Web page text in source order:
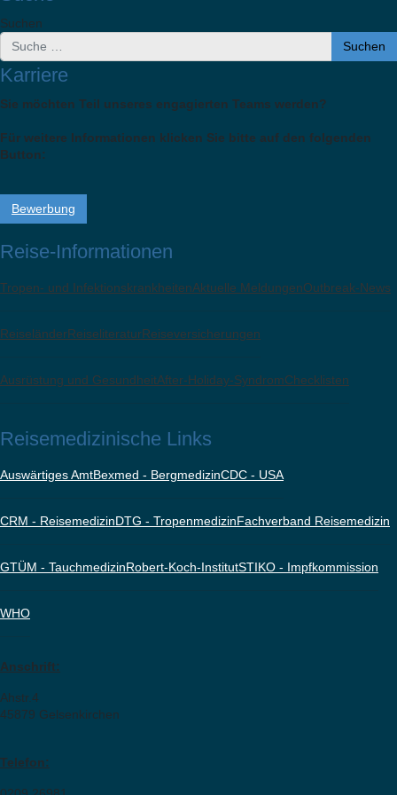
Suchen
Suchen
Karriere
Sie möchten Teil unseres engagierten Teams werden?
Für weitere Informationen klicken Sie bitte auf den folgenden
Button:
Bewerbung
Reise-Informationen
Tropen- und InfektionskrankheitenAktuelle MeldungenOutbreak-News
ReiseländerReiseliteraturReiseversicherungen
Ausrüstung und GesundheitAfter-Holiday-SyndromChecklisten
Reisemedizinische Links
Auswärtiges AmtBexmed - BergmedizinCDC - USA
CRM - ReisemedizinDTG - TropenmedizinFachverband Reisemedizin
GTÜM - TauchmedizinRobert-Koch-InstitutSTIKO - Impfkommission
WHO
Anschrift:
Ahstr.4
45879 Gelsenkirchen
Telefon: